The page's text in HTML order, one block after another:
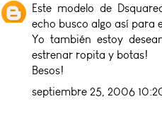
Este modelo de
echo busco algo así para
Yo también estoy
estrenar ropita y botas!
Besos!
septiembre 25, 2006